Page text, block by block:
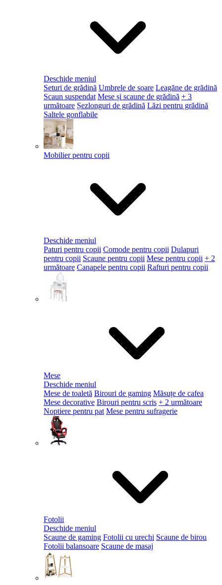
Deschide meniul
Seturi de grădină Umbrele de soare Leagăne de grădină
Scaun suspendat Mese și scaune de grădină + 3
următoare Șezlonguri de grădină Lăzi pentru grădină
Saltele gonflabile
Mobilier pentru copii
Deschide meniul
Paturi pentru copii Comode pentru copii Dulapuri
pentru copii Scaune pentru copii Mese pentru copii + 2
următoare Canapele pentru copii Rafturi pentru copii
Mese
Deschide meniul
Mese de toaletă Birouri de gaming Măsuțe de cafea
Mese decorative Birouri pentru scris + 2 următoare
Noptiere pentru pat Mese pentru sufragerie
Fotolii
Deschide meniul
Scaune de gaming Fotolii cu urechi Scaune de birou
Fotolii balansoare Scaune de masaj